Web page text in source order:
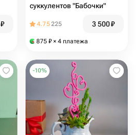
₽
суккулентов "Бабочки"
4.75225 3 500₽
875 ₽ × 4 платежа
-10%